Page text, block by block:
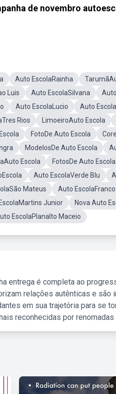
de novembro
Auto EscolaRainha
Luis Auto EscolaSilvana
Auto EscolaLucio Auto
Rios LimoeiroAuto Escola
FotoDe Auto Escola
ModelosDe Auto Escola
Escola FotosDe Auto Escola
Auto EscolaVerde Blu
Mateus Auto
Junior Nova Auto
EscolaPlanalto Maceio
entrega é completa ao
relações autênticas e
em sua trajetória para se
reconhecidas por